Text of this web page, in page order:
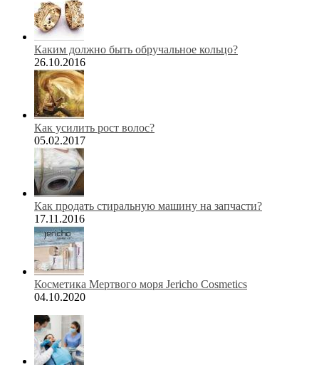
Каким должно быть обручальное кольцо?
26.10.2016
Как усилить рост волос?
05.02.2017
Как продать стиральную машину на запчасти?
17.11.2016
Косметика Мертвого моря Jericho Cosmetics
04.10.2020